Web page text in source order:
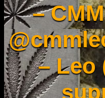
–
– Leo